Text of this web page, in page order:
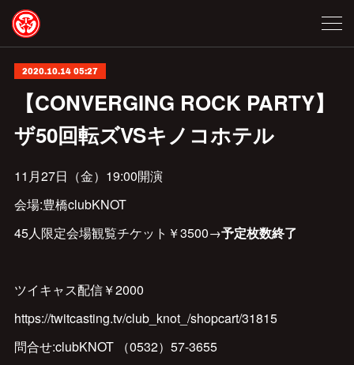
2020.10.14 05:27
【CONVERGING ROCK PARTY】
ザ50回転ズVSキノコホテル
11月27日（金）19:00開演
会場:豊橋clubKNOT
45人限定会場観覧チケット￥3500→予定枚数終了
ツイキャス配信￥2000
https://twitcasting.tv/club_knot_/shopcart/31815
問合せ:clubKNOT （0532）57-3655